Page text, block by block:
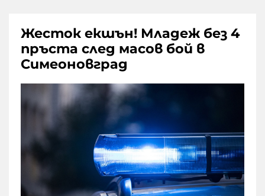
Жесток екшън! Младеж без 4
пръста след масов бой в
Симеоновград